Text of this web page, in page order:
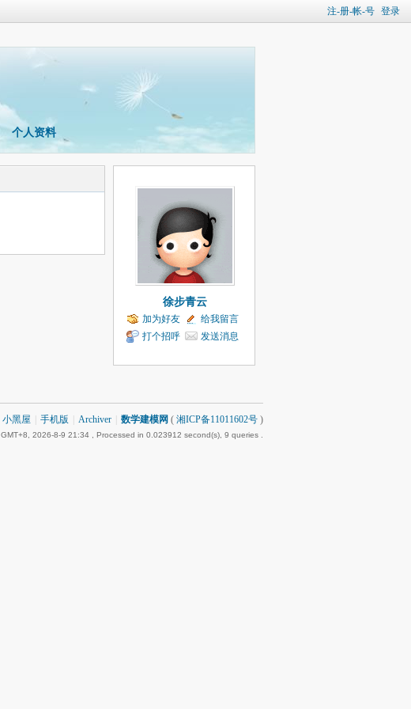
注-册-帐-号 登录
个人资料
徐步青云
加为好友
给我留言
打个招呼
发送消息
小黑屋 手机版 Archiver 数学建模网 ( 湘ICP备11011602号 )
GMT+8, 2026-8-9 21:34 , Processed in 0.023912 second(s), 9 queries .